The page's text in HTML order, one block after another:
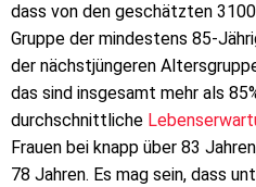
dass von den geschätzten
Gruppe der mindestens 85-
der nächstjüngeren
das sind insgesamt mehr als
durchschnittliche
Frauen bei knapp über 83
78 Jahren. Es mag sein, dass